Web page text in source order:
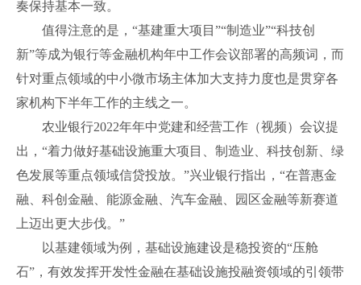
奏保持基本一致。
值得注意的是，“基建重大项目”“制造业”“科技创
新”等成为银行等金融机构年中工作会议部署的高频词，而
针对重点领域的中小微市场主体加大支持力度也是贯穿各
家机构下半年工作的主线之一。
农业银行2022年年中党建和经营工作（视频）会议提
出，“着力做好基础设施重大项目、制造业、科技创新、绿
色发展等重点领域信贷投放。”兴业银行指出，“在普惠金
融、科创金融、能源金融、汽车金融、园区金融等新赛道
上迈出更大步伐。”
以基建领域为例，基础设施建设是稳投资的“压舱
石”，有效发挥开发性金融在基础设施投融资领域的引领带